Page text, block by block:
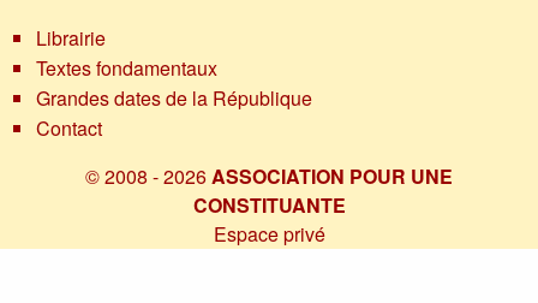
Librairie
Textes fondamentaux
Grandes dates de la République
Contact
© 2008 - 2026ASSOCIATION POUR UNE
CONSTITUANTE
Espace privé